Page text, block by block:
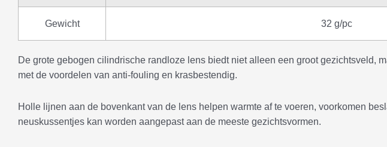
Gewicht 32 g/pc
De grote gebogen cilindrische randloze lens biedt niet alleen een groot gezichtsveld,
met de voordelen van anti-fouling en krasbestendig.
Holle lijnen aan de bovenkant van de lens helpen warmte af te voeren, voorkomen
neuskussentjes kan worden aangepast aan de meeste gezichtsvormen.